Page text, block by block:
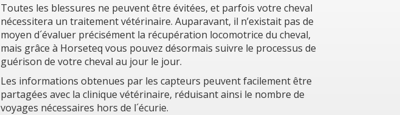
Toutes les blessures ne peuvent être évitées, et parfois votre cheval
nécessitera un traitement vétérinaire. Auparavant, il n’existait pas de
moyen d´évaluer précisément la récupération locomotrice du cheval,
mais grâce à Horseteq vous pouvez désormais suivre le processus de
guérison de votre cheval au jour le jour.
Les informations obtenues par les capteurs peuvent facilement être
partagées avec la clinique vétérinaire, réduisant ainsi le nombre de
voyages nécessaires hors de l´écurie.